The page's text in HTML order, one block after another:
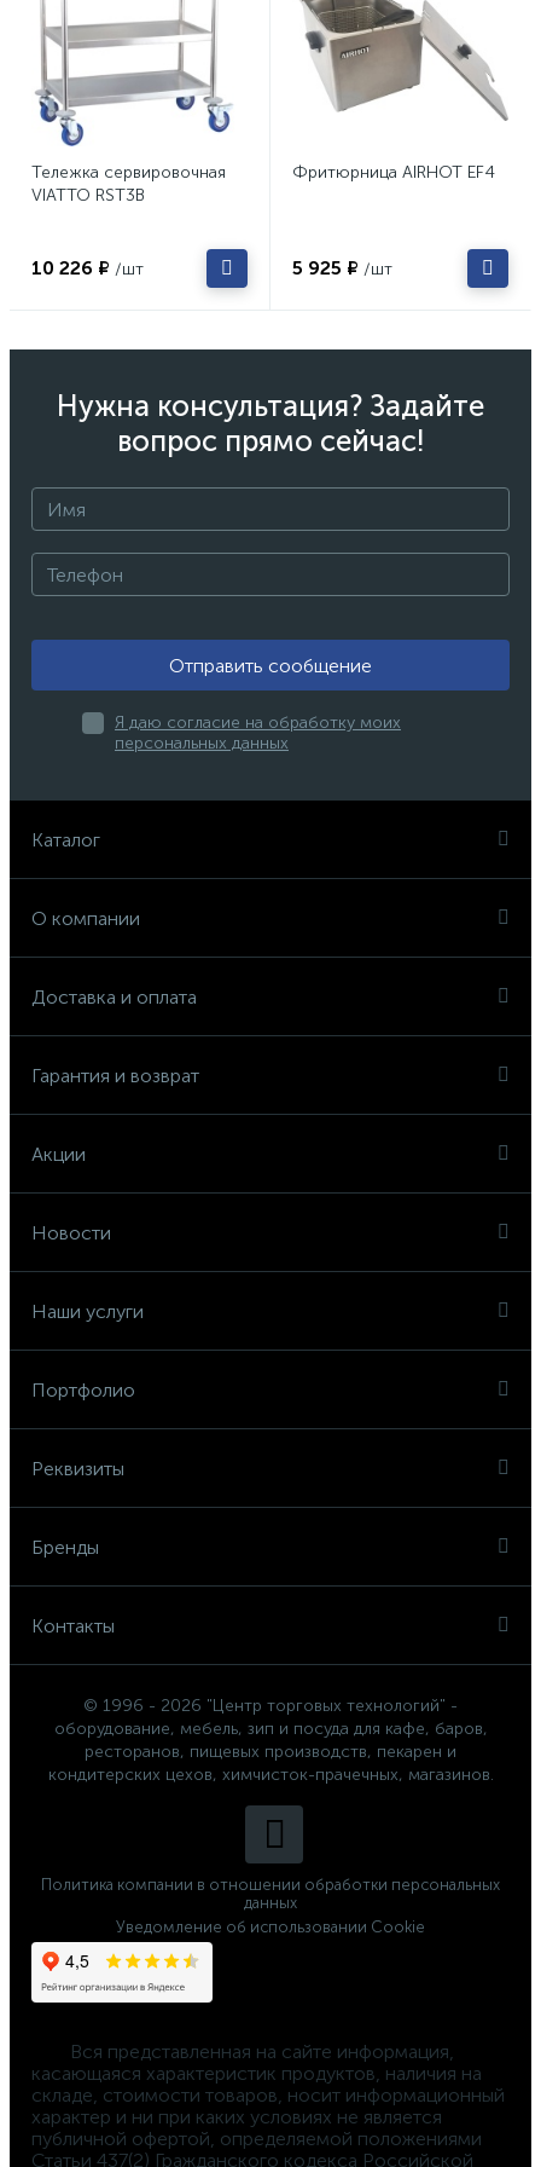
Тележка сервировочная
VIATTO RST3B
10 226 ₽ /шт
Фритюрница AIRHOT EF4
5 925 ₽ /шт
Нужна консультация? Задайте
вопрос прямо сейчас!
Отправить сообщение
Я даю согласие на обработку моих
персональных данных
Каталог
О компании
Доставка и оплата
Гарантия и возврат
Акции
Новости
Наши услуги
Портфолио
Реквизиты
Бренды
Контакты
© 1996 - 2026 "Центр торговых технологий" -
оборудование, мебель, зип и посуда для кафе, баров,
ресторанов, пищевых производств, пекарен и
кондитерских цехов, химчисток-прачечных, магазинов.
Политика компании в отношении обработки персональных
данных
Уведомление об использовании Cookie
касающаяся характеристик продуктов, наличия на
складе, стоимости товаров, носит информационный
характер и ни при каких условиях не является
публичной офертой, определяемой положениями
Статьи 437(2) Гражданского кодекса Российской